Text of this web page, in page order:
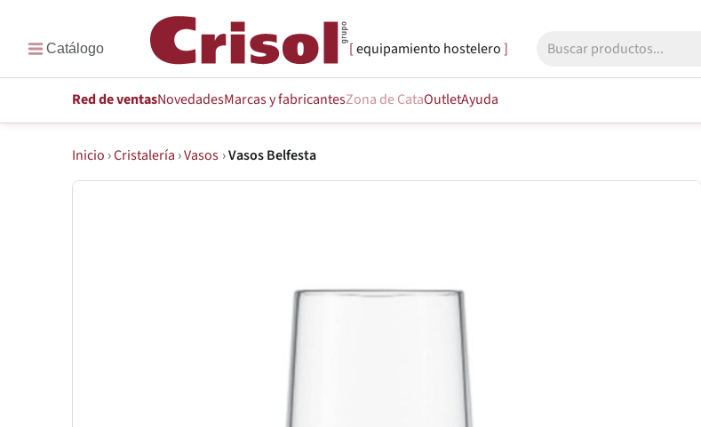
equipamiento hostelero
Red de ventasNovedadesMarcasy fabricantesZona de CataOutletAyuda
Inicio ›Cristalería ›Vasos ›Vasos Belfesta